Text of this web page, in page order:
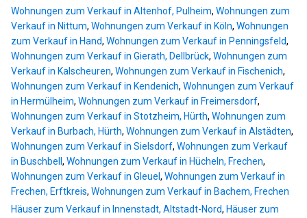
Wohnungen zum Verkauf in Altenhof, Pulheim, Wohnungen zum
Verkauf in Nittum, Wohnungen zum Verkauf in Köln, Wohnungen
zum Verkauf in Hand, Wohnungen zum Verkauf in Penningsfeld,
Wohnungen zum Verkauf in Gierath, Dellbrück, Wohnungen zum
Verkauf in Kalscheuren, Wohnungen zum Verkauf in Fischenich,
Wohnungen zum Verkauf in Kendenich, Wohnungen zum Verkauf
in Hermülheim, Wohnungen zum Verkauf in Freimersdorf,
Wohnungen zum Verkauf in Stotzheim, Hürth, Wohnungen zum
Verkauf in Burbach, Hürth, Wohnungen zum Verkauf in Alstädten,
Wohnungen zum Verkauf in Sielsdorf, Wohnungen zum Verkauf
in Buschbell , Wohnungen zum Verkauf in Hücheln, Frechen,
Wohnungen zum Verkauf in Gleuel , Wohnungen zum Verkauf in
Frechen, Erftkreis, Wohnungen zum Verkauf in Bachem, Frechen
Häuser zum Verkauf in Innenstadt, Altstadt-Nord, Häuser zum